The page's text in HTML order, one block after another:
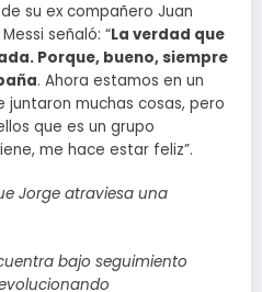
su ex compañero Juan
señaló: “La verdad que
Porque, bueno, siempre
. Ahora estamos en un
muchas cosas, pero
que es un grupo
me hace estar feliz”.
Jorge atraviesa una
bajo seguimiento